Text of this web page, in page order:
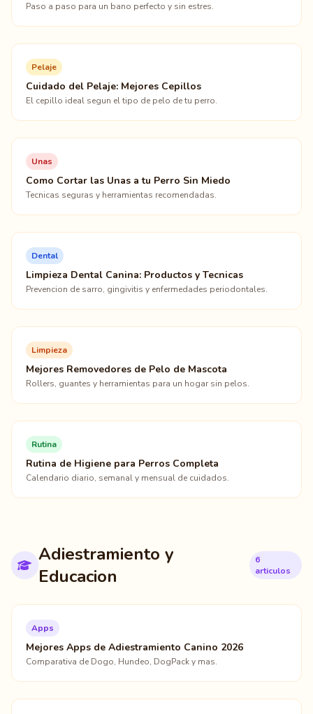
Paso a paso para un bano perfecto y sin estres.
Pelaje
Cuidado del Pelaje: Mejores Cepillos
El cepillo ideal segun el tipo de pelo de tu perro.
Unas
Como Cortar las Unas a tu Perro Sin Miedo
Tecnicas seguras y herramientas recomendadas.
Dental
Limpieza Dental Canina: Productos y Tecnicas
Prevencion de sarro, gingivitis y enfermedades periodontales.
Limpieza
Mejores Removedores de Pelo de Mascota
Rollers, guantes y herramientas para un hogar sin pelos.
Rutina
Rutina de Higiene para Perros Completa
Calendario diario, semanal y mensual de cuidados.
Adiestramiento y
Educacion
6
articulos
Apps
Mejores Apps de Adiestramiento Canino 2026
Comparativa de Dogo, Hundeo, DogPack y mas.